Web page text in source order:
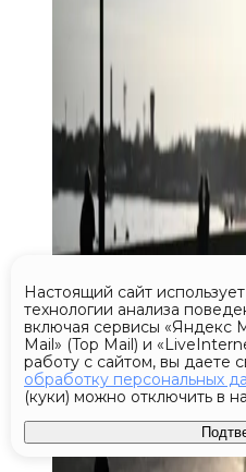
Настоящий сайт
технологии анализа
включая сервисы «Яндекс
Mail» (Top Mail) и
работу с сайтом, вы даете
обработку персональных
(куки) можно отключить в